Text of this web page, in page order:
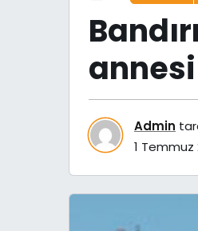
Admin
1 Temmuz